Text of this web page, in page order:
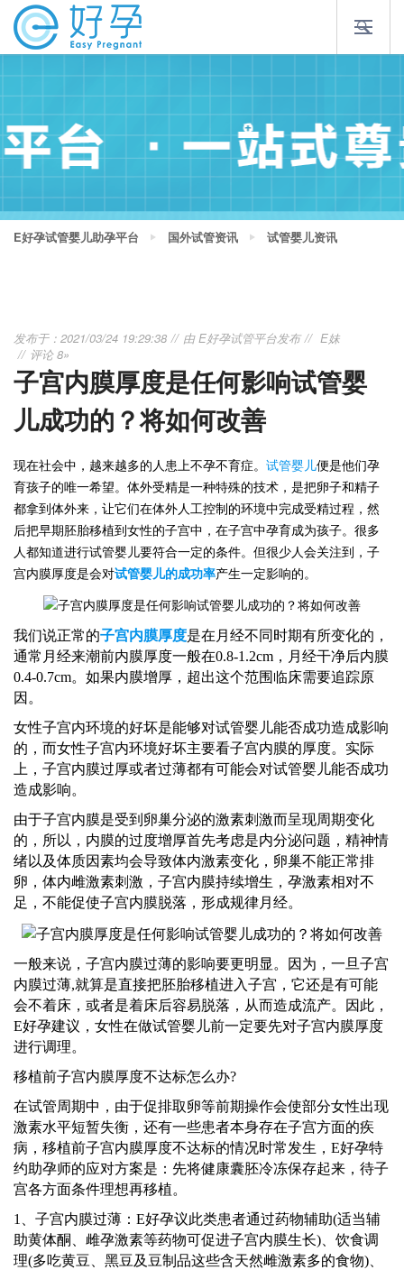
E好孕试管婴儿助孕平台 国外试管资讯 试管婴儿资讯
发布于：2021/03/24 19:29:38 由E好孕试管平台发布
E妹
评论 8»
子宫内膜厚度是任何影响试管婴
儿成功的？将如何改善
现在社会中，越来越多的人患上不孕不育症。 试管婴儿便是他们孕
育孩子的唯一希望。体外受精是一种特殊的技术，是把卵子和精子
都拿到体外来，让它们在体外人工控制的环境中完成受精过程，然
后把早期胚胎移植到女性的子宫中，在子宫中孕育成为孩子。很多
人都知道进行试管婴儿要符合一定的条件。但很少人会关注到，子
宫内膜厚度是会对试管婴儿的成功率产生一定影响的。
我们说正常的子宫内膜厚度是在月经不同时期有所变化的，
通常月经来潮前内膜厚度一般在0.8-1.2cm，月经干净后内膜
0.4-0.7cm。如果内膜增厚，超出这个范围临床需要追踪原
因。
女性子宫内环境的好坏是能够对试管婴儿能否成功造成影响
的，而女性子宫内环境好坏主要看子宫内膜的厚度。实际
上，子宫内膜过厚或者过薄都有可能会对试管婴儿能否成功
造成影响。
由于子宫内膜是受到卵巢分泌的激素刺激而呈现周期变化
的，所以，内膜的过度增厚首先考虑是内分泌问题，精神情
绪以及体质因素均会导致体内激素变化，卵巢不能正常排
卵，体内雌激素刺激，子宫内膜持续增生，孕激素相对不
足，不能促使子宫内膜脱落，形成规律月经。
一般来说，子宫内膜过薄的影响要更明显。因为，一旦子宫
内膜过薄,就算是直接把胚胎移植进入子宫，它还是有可能
会不着床，或者是着床后容易脱落，从而造成流产。因此，
E好孕建议， 女性在做试管婴儿前一定要先对子宫内膜厚度
进行调理。
移植前子宫内膜厚度不达标怎么办?
在试管周期中，由于促排取卵等前期操作会使部分女性出现
激素水平短暂失衡，还有一些患者本身存在子宫方面的疾
病，移植前子宫内膜厚度不达标的情况时常发生， E好孕特
约助孕师的应对方案是：先将健康囊胚冷冻保存起来，待子
宫各方面条件理想再移植。
1、子宫内膜过薄： E好孕议此类患者通过药物辅助(适当辅
助黄体酮、雌孕激素等药物可促进子宫内膜生长)、饮食调
理(多吃黄豆、黑豆及豆制品这些含天然雌激素多的食物)、